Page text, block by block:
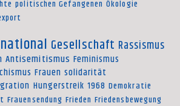
politischen Gefangenen Ökologie
Gesellschaft Rassismus
Antisemitismus Feminismus
Frauen solidarität
Hungerstreik 1968 Demokratie
Frauensendung Frieden Friedensbewegung